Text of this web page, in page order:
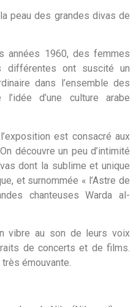
peau des grandes divas de
années 1960, des femmes
différentes ont suscité un
dans l’ensemble des
d’une culture arabe
est consacré aux
découvre un peu d’intimité
dont la sublime et unique
et surnommée « l’Astre de
chanteuses Warda al-
vibre au son de leurs voix
de concerts et de films.
émouvante.